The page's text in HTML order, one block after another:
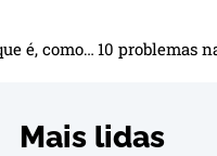
Inside Sales: o que é, como funciona e benefícios do modelo para as empresas
Mais lidas